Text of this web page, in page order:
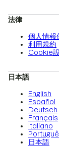
法律
個人情報
利用規約
Cookie
日本語
English
Español
Deutsch
Français
Italiano
日本語